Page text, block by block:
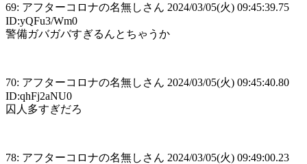
69: アフターコロナの名無しさん 2024/03/05(火) 09:45:39.75
ID:yQFu3/Wm0
警備ガバガバすぎるんとちゃうか
70: アフターコロナの名無しさん 2024/03/05(火) 09:45:40.80
ID:qhFj2aNU0
囚人多すぎだろ
78: アフターコロナの名無しさん 2024/03/05(火) 09:49:00.23